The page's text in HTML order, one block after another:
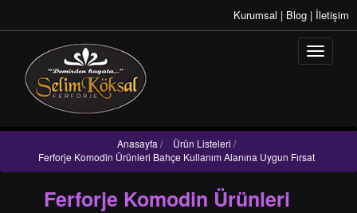
Kurumsal | Blog | İletişim
Anasayfa / Ürün Listeleri /
Ferforje Komodin Ürünleri Bahçe Kullanım Alanına Uygun Fırsat
Ferforje Komodin Ürünleri